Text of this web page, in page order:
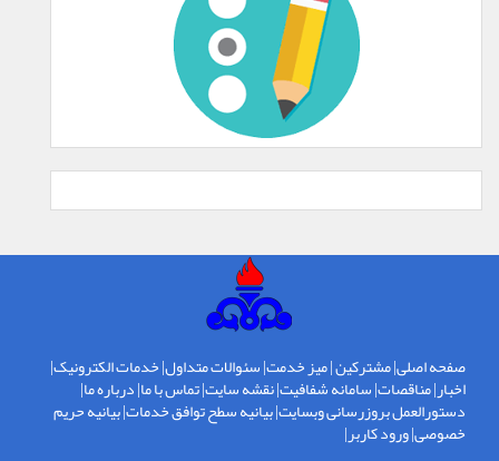
صفحه اصلی|مشترکین|میز خدمت|سئوالات متداول|خدمات الکترونیک|
اخبار|مناقصات|سامانه شفافیت|نقشه سایت|تماس با ما|درباره ما|
دستورالعمل بروزرسانی وبسایت|بیانیه سطح توافق خدمات|بیانیه حریم
خصوصی|ورود کاربر|